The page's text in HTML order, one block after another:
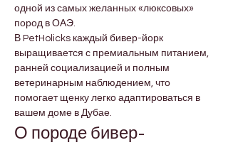
одной из самых желанных «люксовых»
пород в ОАЭ.
В PetHolicks каждый бивер-йорк
выращивается с премиальным питанием,
ранней социализацией и полным
ветеринарным наблюдением, что
помогает щенку легко адаптироваться в
вашем доме в Дубае.
О породе бивер-